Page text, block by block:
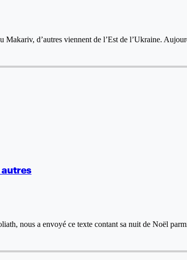
d’autres viennent de l’Est de l’Ukraine.
autres
nous a envoyé ce texte contant sa nuit de Noël